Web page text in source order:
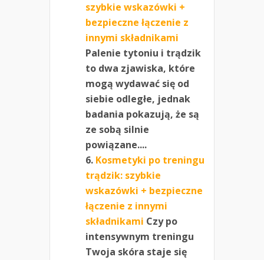
szybkie wskazówki +
bezpieczne łączenie z
innymi składnikami
Palenie tytoniu i trądzik
to dwa zjawiska, które
mogą wydawać się od
siebie odległe, jednak
badania pokazują, że są
ze sobą silnie
powiązane....
Kosmetyki po treningu
trądzik: szybkie
wskazówki + bezpieczne
łączenie z innymi
składnikami Czy po
intensywnym treningu
Twoja skóra staje się